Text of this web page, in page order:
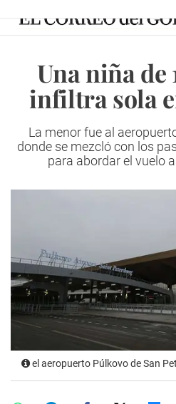
Una niña de
infiltra sola
La menor fue al
donde se mezcló con los
para abordar el vuelo
el aeropuerto Púlkovo de San